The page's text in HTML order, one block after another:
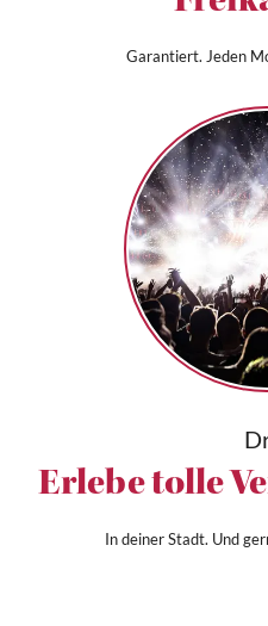
Garantiert. Jeden
Erlebe tolle
In deiner Stadt. Und